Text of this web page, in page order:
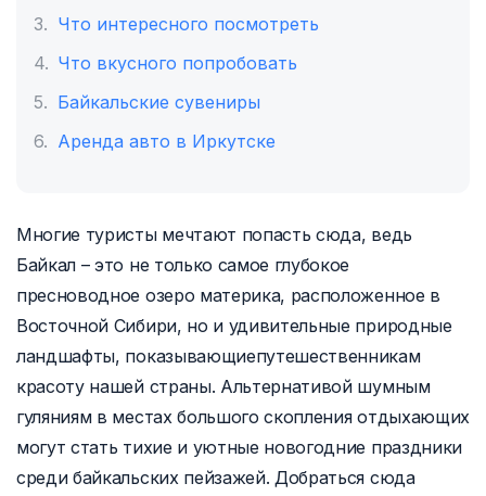
Что интересного посмотреть
Что вкусного попробовать
Байкальские сувениры
Аренда авто в Иркутске
Многие туристы мечтают попасть сюда, ведь
Байкал – это не только самое глубокое
пресноводное озеро материка, расположенное в
Восточной Сибири, но и удивительные природные
ландшафты, показывающиепутешественникам
красоту нашей страны. Альтернативой шумным
гуляниям в местах большого скопления отдыхающих
могут стать тихие и уютные новогодние праздники
среди байкальских пейзажей. Добраться сюда